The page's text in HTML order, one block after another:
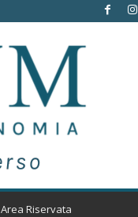
Area Riservata